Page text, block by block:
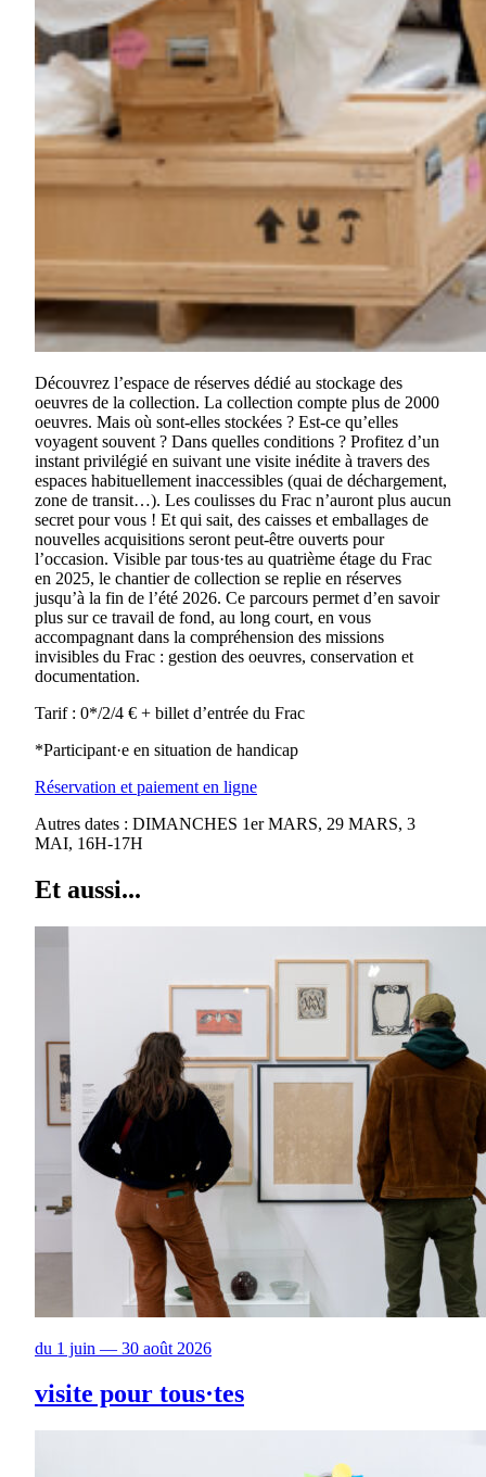
Découvrez l’espace de réserves dédié au stockage des
oeuvres de la collection. La collection compte plus de 2000
oeuvres. Mais où sont-elles stockées ? Est-ce qu’elles
voyagent souvent ? Dans quelles conditions ? Profitez d’un
instant privilégié en suivant une visite inédite à travers des
espaces habituellement inaccessibles (quai de déchargement,
zone de transit…). Les coulisses du Frac n’auront plus aucun
secret pour vous ! Et qui sait, des caisses et emballages de
nouvelles acquisitions seront peut-être ouverts pour
l’occasion. Visible par tous·tes au quatrième étage du Frac
en 2025, le chantier de collection se replie en réserves
jusqu’à la fin de l’été 2026. Ce parcours permet d’en savoir
plus sur ce travail de fond, au long court, en vous
accompagnant dans la compréhension des missions
invisibles du Frac : gestion des oeuvres, conservation et
documentation.
Tarif : 0*/2/4 € + billet d’entrée du Frac
*Participant·e en situation de handicap
Réservation et paiement en ligne
Autres dates : DIMANCHES 1er MARS, 29 MARS, 3
MAI, 16H-17H
Et aussi...
du 1 juin — 30 août 2026
visite pour tous·tes